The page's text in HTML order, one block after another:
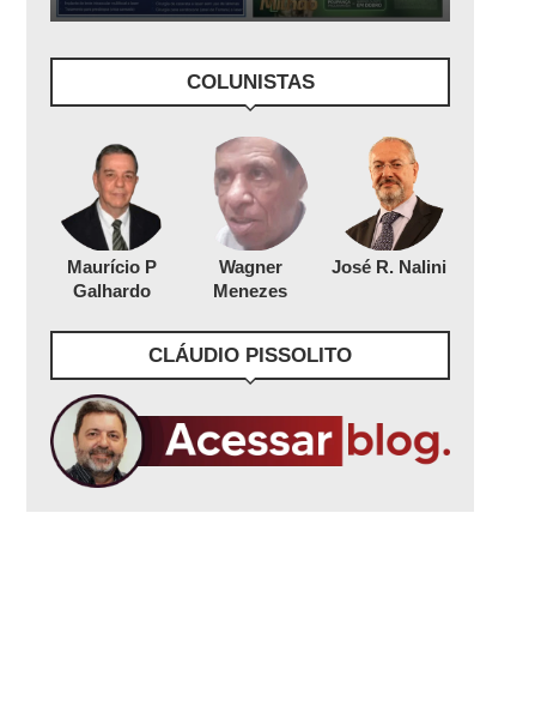
COLUNISTAS
Maurício P
Galhardo
Wagner
Menezes
José R. Nalini
CLÁUDIO PISSOLITO